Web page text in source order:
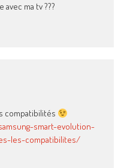
ma tv ???
compatibilités
smart-evolution-
les-compatibilites/